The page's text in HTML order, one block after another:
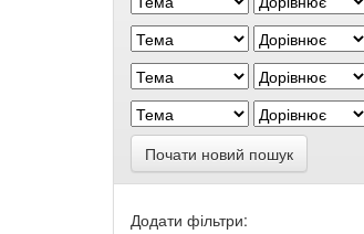
Почати новий пошук
Додати фільтри: